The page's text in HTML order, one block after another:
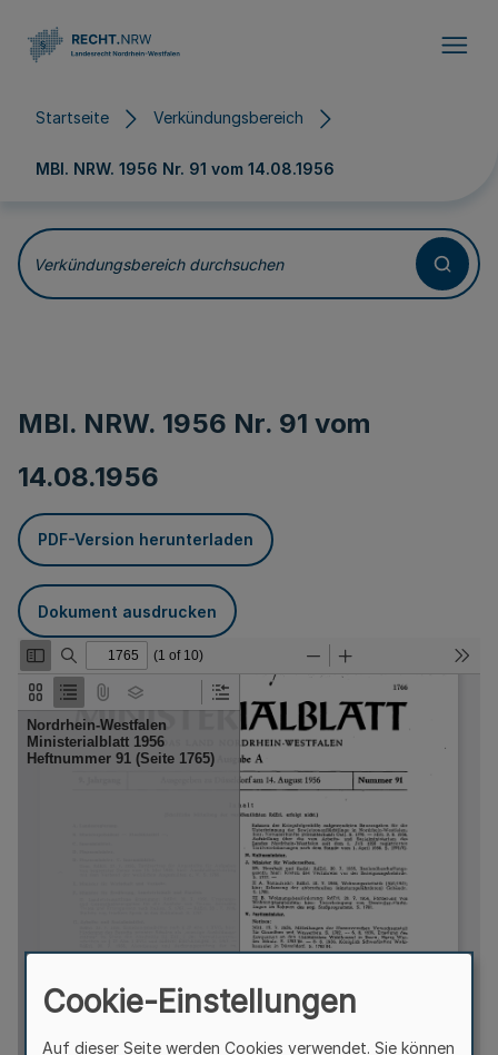
Startseite Verkündungsbereich
MBl. NRW. 1956 Nr. 91 vom 14.08.1956
Verkündungsbereich durchsuchen
MBl. NRW. 1956 Nr. 91 vom
14.08.1956
PDF-Version herunterladen
Dokument ausdrucken
Cookie-Einstellungen
Auf dieser Seite werden Cookies verwendet. Sie können